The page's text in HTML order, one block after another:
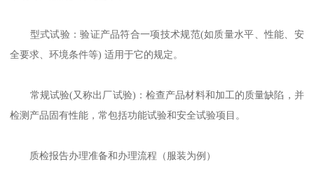
型式试验：验证产品符合一项技术规范(如质量水平、性能、安
全要求、环境条件等) 适用于它的规定。
常规试验(又称出厂试验)：检查产品材料和加工的质量缺陷，并
检测产品固有性能，常包括功能试验和安全试验项目。
质检报告办理准备和办理流程（服装为例）